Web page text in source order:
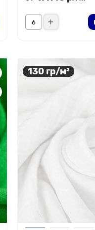
130 гр/м²